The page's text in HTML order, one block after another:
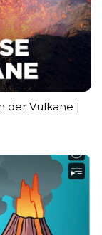
der Vulkane |